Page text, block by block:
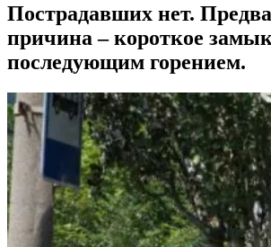
Пострадавших нет.
причина – короткое
последующим горением.